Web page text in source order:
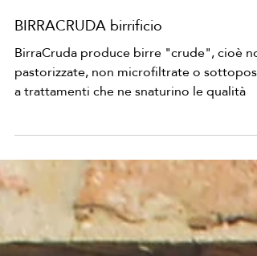
BIRRACRUDA birrificio
BirraCruda produce birre "crude", cioè non
a trattamenti che ne snaturino le qualità